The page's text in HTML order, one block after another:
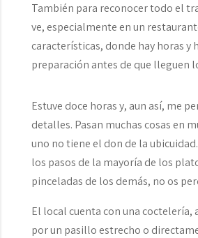
También para reconocer todo el
ve, especialmente en un
características, donde hay horas y
preparación antes de que lleguen
Estuve doce horas y, aun así, me
detalles. Pasan muchas cosas en
uno no tiene el don de la
los pasos de la mayoría de los
pinceladas de los demás, no os
El local cuenta con una coctelería,
por un pasillo estrecho o